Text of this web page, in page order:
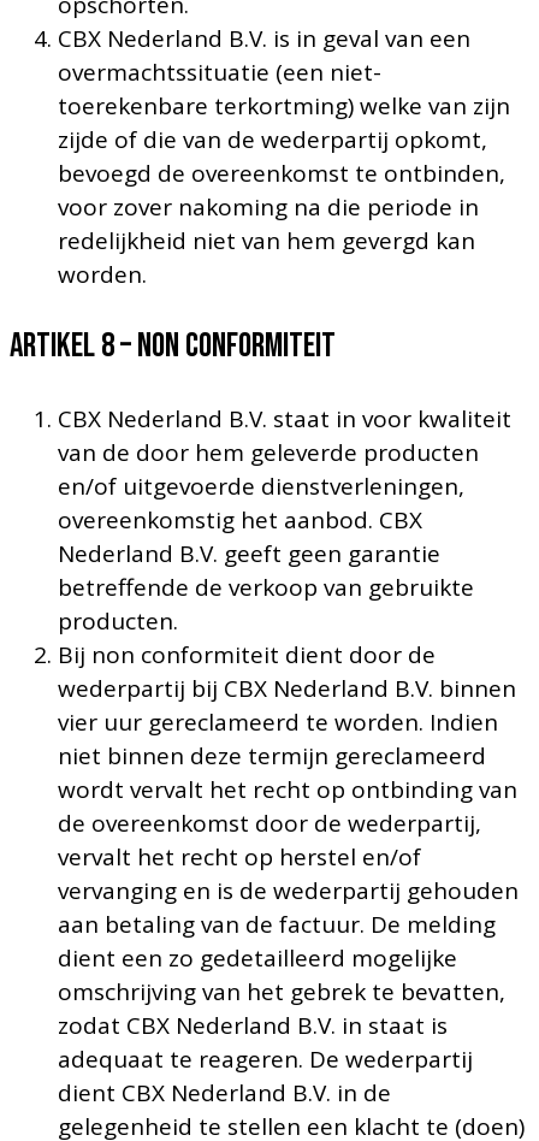
CBX Nederland B.V. is in geval van een
overmachtssituatie (een niet-
toerekenbare terkortming) welke van zijn
zijde of die van de wederpartij opkomt,
bevoegd de overeenkomst te ontbinden,
voor zover nakoming na die periode in
redelijkheid niet van hem gevergd kan
worden.
Artikel 8 – NON CONFORMITEIT
CBX Nederland B.V. staat in voor kwaliteit
van de door hem geleverde producten
en/of uitgevoerde dienstverleningen,
overeenkomstig het aanbod. CBX
Nederland B.V. geeft geen garantie
betreffende de verkoop van gebruikte
producten.
Bij non conformiteit dient door de
wederpartij bij CBX Nederland B.V. binnen
vier uur gereclameerd te worden. Indien
niet binnen deze termijn gereclameerd
wordt vervalt het recht op ontbinding van
de overeenkomst door de wederpartij,
vervalt het recht op herstel en/of
vervanging en is de wederpartij gehouden
aan betaling van de factuur. De melding
dient een zo gedetailleerd mogelijke
omschrijving van het gebrek te bevatten,
zodat CBX Nederland B.V. in staat is
adequaat te reageren. De wederpartij
dient CBX Nederland B.V. in de
gelegenheid te stellen een klacht te (doen)